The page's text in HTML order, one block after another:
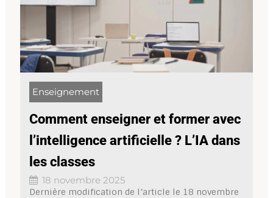
Enseignement
Comment enseigner et former avec
l’intelligence artificielle ? L’IA dans
les classes
18 novembre 2025
Dernière modification de l’article le 18 novembre